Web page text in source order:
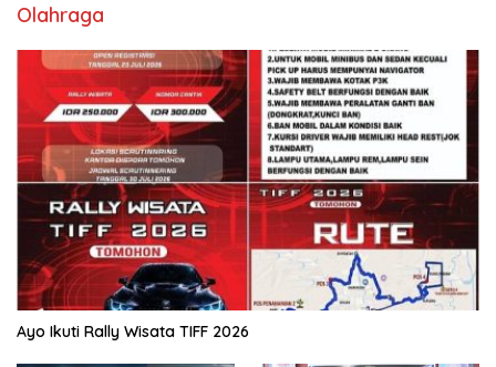
Olahraga
Ayo Ikuti Rally Wisata TIFF 2026